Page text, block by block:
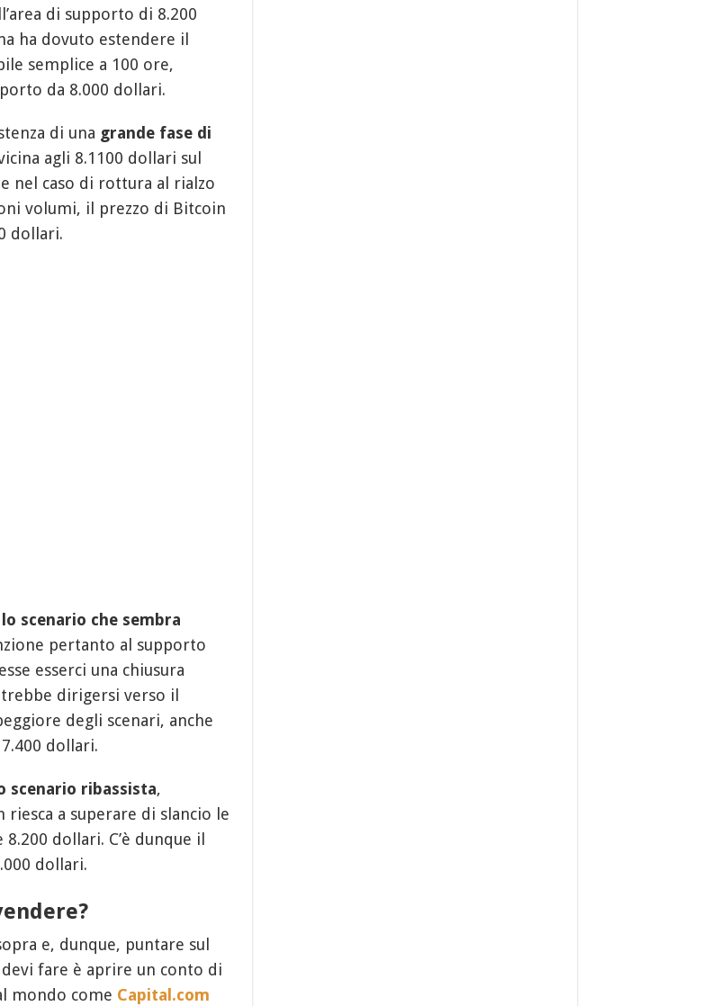
di supporto di 8.200
ha dovuto estendere il
semplice a 100 ore,
da 8.000 dollari.
di una grande fase di
agli 8.1100 dollari sul
nel caso di rottura al rialzo
volumi, il prezzo di Bitcoin
dollari.
lo scenario che sembra
pertanto al supporto
esserci una chiusura
dirigersi verso il
degli scenari, anche
dollari.
scenario ribassista,
a superare di slancio le
dollari. C’è dunque il
dollari.
e, dunque, puntare sul
fare è aprire un conto di
mondo come Capital.com